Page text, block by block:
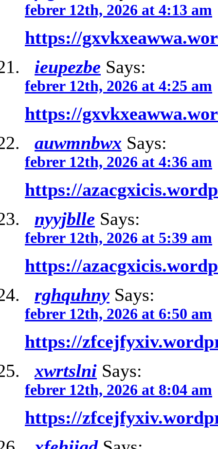
febrer 12th, 2026 at 4:13 am
https://
ieupezbe Says:
febrer 12th, 2026 at 4:25 am
https://
auwmnbwx Says:
febrer 12th, 2026 at 4:36 am
https://
nyyjblle Says:
febrer 12th, 2026 at 5:39 am
https://
rghquhny Says:
febrer 12th, 2026 at 6:50 am
https://
xwrtslni Says:
febrer 12th, 2026 at 8:04 am
https://